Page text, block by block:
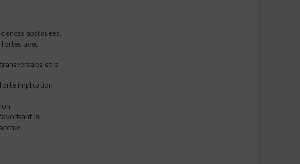
appliquées,
fortes avec
et la
implication
la